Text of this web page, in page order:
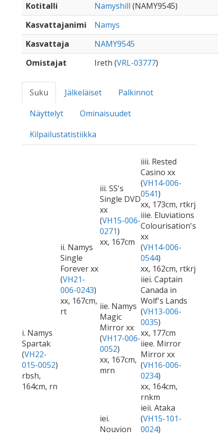
Kotitalli
Namyshill (NAMY9545)
Kasvattajanimi
Namys
Kasvattaja
NAMY9545
Omistajat
Ireth (VRL-03777)
Suku Jälkeläiset
Palkinnot
Näyttelyt
Ominaisuudet
Kilpailustatistiikka
i. Namys
Spartak
(VH22-
015-0052)
rbsh,
164cm, rn
ii. Namys
Single
Forever xx
(VH21-
006-0243)
xx, 167cm,
rt
iii. SS's
Single DVD
xx
(VH15-006-
0271)
xx, 167cm
iiii. Rested
Casino xx
(VH14-006-
0541)
xx, 173cm, rtkrj
iiie. Eluviations
Colourisation's
xx
(VH14-006-
0544)
xx, 162cm, rtkrj
iie. Namys
Magic
Mirror xx
(VH17-006-
0052)
xx, 167cm,
mrn
iiei. Captain
Canada in
Wolf's Lands
(VH13-006-
0035)
xx, 177cm
iiee. Mirror
Mirror xx
(VH16-006-
0234)
xx, 164cm,
rnkm
iei.
Nouvion
ieii. Ataka
(VH15-101-
0024)